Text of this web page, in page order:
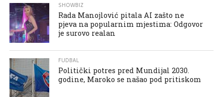
SHOWBIZ
Rada Manojlović pitala AI zašto ne
pjeva na popularnim mjestima: Odgovor
je surovo realan
FUDBAL
Politički potres pred Mundijal 2030.
godine, Maroko se našao pod pritiskom